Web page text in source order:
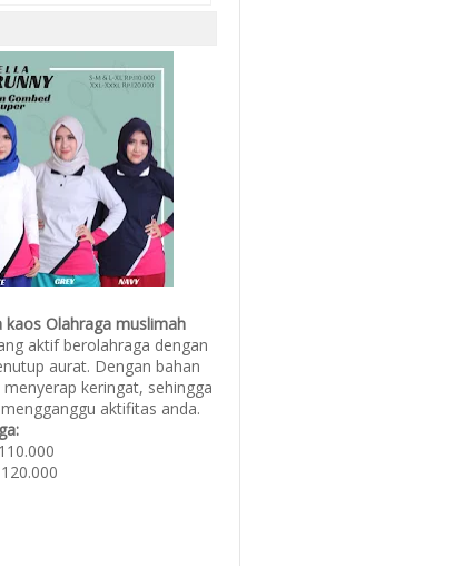
kaos Olahraga muslimah
aktif berolahraga dengan
aurat. Dengan bahan
keringat, sehingga
aktifitas anda.